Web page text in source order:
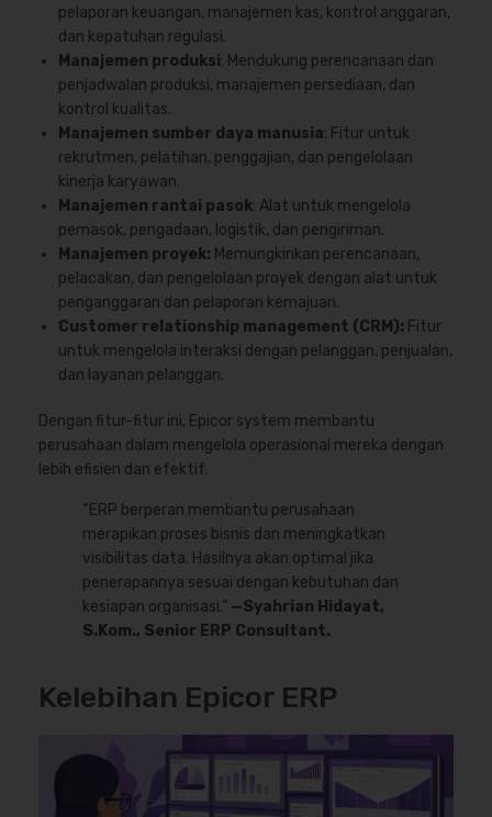
pelaporan keuangan, manajemen kas, kontrol anggaran,
dan kepatuhan regulasi.
Manajemen produksi: Mendukung perencanaan dan
penjadwalan produksi, manajemen persediaan, dan
kontrol kualitas.
Manajemen sumber daya manusia: Fitur untuk
rekrutmen, pelatihan, penggajian, dan pengelolaan
kinerja karyawan.
Manajemen rantai pasok: Alat untuk mengelola
pemasok, pengadaan, logistik, dan pengiriman.
Manajemen proyek: Memungkinkan perencanaan,
pelacakan, dan pengelolaan proyek dengan alat untuk
penganggaran dan pelaporan kemajuan.
Customer relationship management (CRM): Fitur
untuk mengelola interaksi dengan pelanggan, penjualan,
dan layanan pelanggan.
Dengan fitur-fitur ini, Epicor system membantu
perusahaan dalam mengelola operasional mereka dengan
lebih efisien dan efektif.
“ERP berperan membantu perusahaan
merapikan proses bisnis dan meningkatkan
visibilitas data. Hasilnya akan optimal jika
penerapannya sesuai dengan kebutuhan dan
kesiapan organisasi.” —Syahrian Hidayat,
S.Kom., Senior ERP Consultant.
Kelebihan Epicor ERP